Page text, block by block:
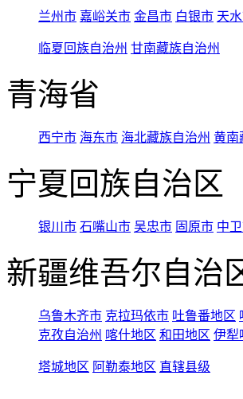
兰州市 嘉峪关市 金昌市 白银市 天
临夏回族自治州 甘南藏族自治州
青海省
西宁市 海东市 海北藏族自治州 黄南
宁夏回族自治区
银川市 石嘴山市 吴忠市 固原市 中
新疆维吾尔自治
乌鲁木齐市 克拉玛依市 吐鲁番地区
克孜自治州 喀什地区 和田地区 伊犁
塔城地区 阿勒泰地区 直辖县级